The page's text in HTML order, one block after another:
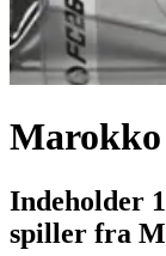
Marokko
Indeholder
spiller fra